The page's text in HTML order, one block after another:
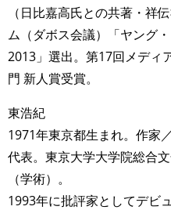
POLITICS
（日比嘉高氏との共著・祥
ム（ダボス会議）「ヤング
2013」選出。第17回メディ
門 新人賞受賞。
東浩紀
1971年東京都生まれ。作家
代表。東京大学大学院総合
（学術）。
1993年に批評家としてデビ